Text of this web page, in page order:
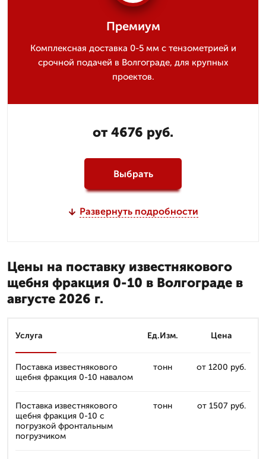
Премиум
Комплексная доставка 0-5 мм с тензометрией и
срочной подачей в Волгограде, для крупных
проектов.
от 4676 руб.
Выбрать
Развернуть подробности
Цены на поставку известнякового
щебня фракция 0-10 в Волгограде в
августе 2026 г.
Услуга Ед.Изм. Цена
Поставка известнякового
щебня фракция 0-10 навалом
тонн от 1200 руб.
Поставка известнякового
щебня фракция 0-10 с
погрузкой фронтальным
погрузчиком
тонн от 1507 руб.